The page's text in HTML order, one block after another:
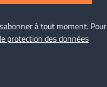
à tout moment. Pour
protection des données